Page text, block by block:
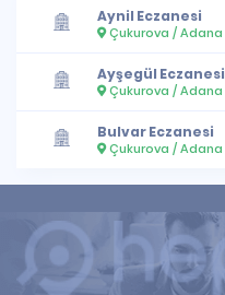
Aynil Eczanesi
Çukurova / Adana
Ayşegül Eczanesi
Çukurova / Adana
Bulvar Eczanesi
Çukurova / Adana